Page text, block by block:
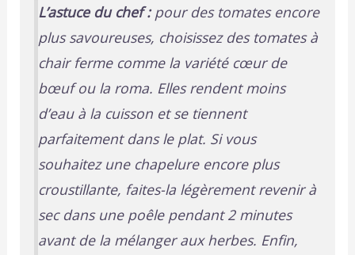
L’astuce du chef :pour des tomates encore
plus savoureuses, choisissez des tomates à
chair ferme comme la variété cœur de
bœufou la roma. Elles rendent moins
d’eau à la cuisson et se tiennent
parfaitement dans le plat. Si vous
souhaitez une chapelure encore plus
croustillante, faites-la légèrement revenir à
sec dans une poêle pendant 2 minutes
avant de la mélanger aux herbes. Enfin,